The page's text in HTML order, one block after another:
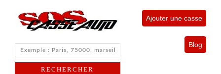
Ajouter une casse
Blog